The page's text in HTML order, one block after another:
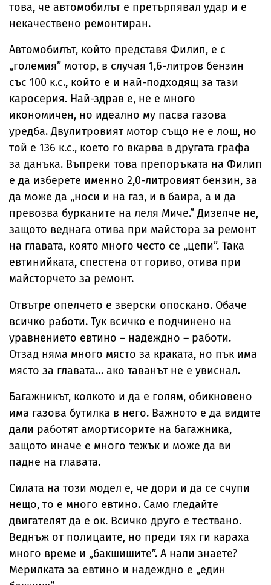
това, че автомобилът е претърпявал удар и е
некачествено ремонтиран.
Автомобилът, който представя Филип, е с
„големия” мотор, в случая 1,6-литров бензин
със 100 к.с., който е и най-подходящ за тази
каросерия. Най-здрав е, не е много
икономичен, но идеално му пасва газова
уредба. Двулитровият мотор също не е лош, но
той е 136 к.с., което го вкарва в другата графа
за данъка. Въпреки това препоръката на Филип
е да изберете именно 2,0-литровият бензин, за
да може да „носи и на газ, и в баира, а и да
превозва бурканите на леля Миче.” Дизелче не,
защото веднага отива при майстора за ремонт
на главата, която много често се „цепи”. Така
евтинийката, спестена от гориво, отива при
майсторчето за ремонт.
Отвътре опелчето е зверски опоскано. Обаче
всичко работи. Тук всичко е подчинено на
уравнението евтино – надеждно – работи.
Отзад няма много място за краката, но пък има
място за главата… ако таванът не е увиснал.
Багажникът, колкото и да е голям, обикновено
има газова бутилка в него. Важното е да видите
дали работят амортисорите на багажника,
защото иначе е много тежък и може да ви
падне на главата.
Силата на този модел е, че дори и да се счупи
нещо, то е много евтино. Само гледайте
двигателят да е ок. Всичко друго е тествано.
Веднъж от полицаите, но преди тях ги караха
много време и „бакшишите”. А нали знаете?
Мерилката за евтино и надеждно е „един